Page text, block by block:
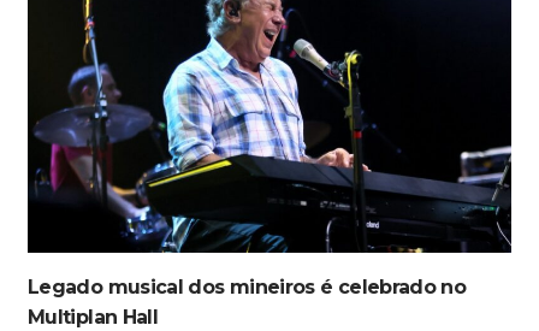
Legado musical dos mineiros é celebrado no
Multiplan Hall